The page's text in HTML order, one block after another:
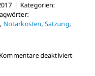
| Kategorien:
, Notarkosten, Satzung,
Kommentare deaktiviertfür